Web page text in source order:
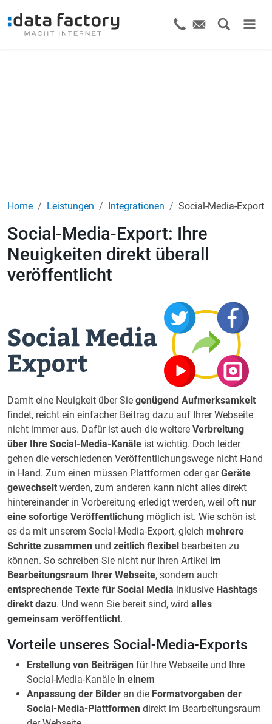
Home Leistungen Integrationen Social-Media-Export
Social-Media-Export: Ihre
Neuigkeiten direkt überall
veröffentlicht
Damit eine Neuigkeit über Sie genügend Aufmerksamkeit
findet, reicht ein einfacher Beitrag dazu auf Ihrer Webseite
nicht immer aus. Dafür ist auch die weitere Verbreitung
über Ihre Social-Media-Kanäle ist wichtig. Doch leider
gehen die verschiedenen Veröffentlichungswege nicht Hand
in Hand. Zum einen müssen Plattformen oder garGeräte
gewechselt werden, zum anderen kann nicht alles direkt
hintereinander in Vorbereitung erledigt werden, weil oft nur
eine sofortige Veröffentlichung möglich ist. Wie schön ist
es da mit unserem Social-Media-Export, gleich mehrere
Schritte zusammen und zeitlich flexibel bearbeiten zu
können. So schreiben Sie nicht nur Ihren Artikel im
Bearbeitungsraum Ihrer Webseite, sondern auch
entsprechende Texte für Social Media inklusive Hashtags
direkt dazu. Und wenn Sie bereit sind, wird alles
gemeinsam veröffentlicht.
Vorteile unseres Social-Media-Exports
Erstellung von Beiträgen für Ihre Webseite und Ihre
Social-Media-Kanäle in einem
Anpassung der Bilder an die Formatvorgaben der
Social-Media-Plattformen direkt im Bearbeitungsraum